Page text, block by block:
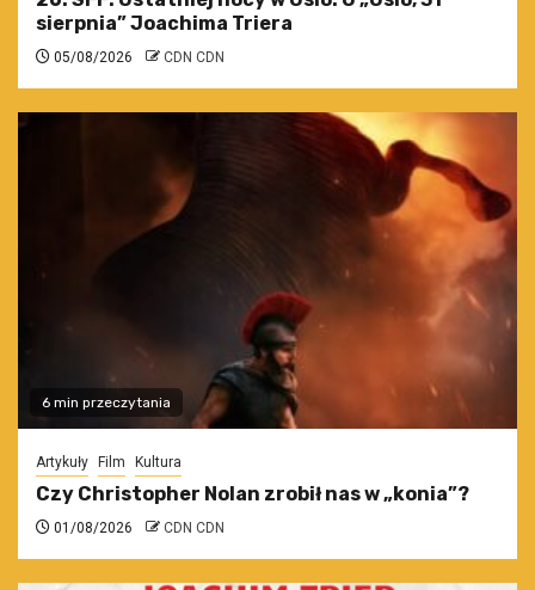
sierpnia” Joachima Triera
05/08/2026 CDN CDN
6 min przeczytania
Artykuły Film Kultura
Czy Christopher Nolan zrobił nas w „konia”?
01/08/2026 CDN CDN